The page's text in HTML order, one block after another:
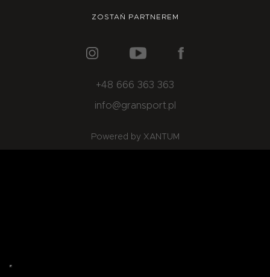
ZOSTAŃ PARTNEREM
+48 666 363 363
info@gransport.pl
Powered by XANTUM